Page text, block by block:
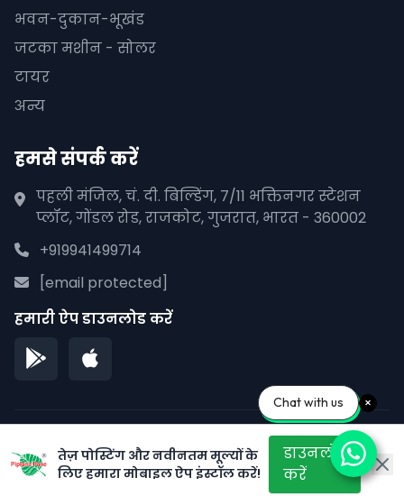
भवन-दुकान-भूखंड
जटका मशीन - सोलर
टायर
अन्य
हमसे संपर्क करें
पहली मंजिल, चं. दी. बिल्डिंग, 7/11 भक्तिनगर स्टेशन
प्लॉट, गोंडल रोड, राजकोट, गुजरात, भारत - 360002
+919941499714
[email protected]
हमारी ऐप डाउनलोड करें
© 2026 पीपलाना पाने. सर्वाधिकार सुरक्षित।
गोपनीयता नीति
सेवा की शर्तें साइटमैप
तेज़ पोस्टिंग और नवीनतम मूल्यों के
लिए हमारा मोबाइल ऐप इंस्टॉल करें!
डाउनलोड
करें
Chat with us